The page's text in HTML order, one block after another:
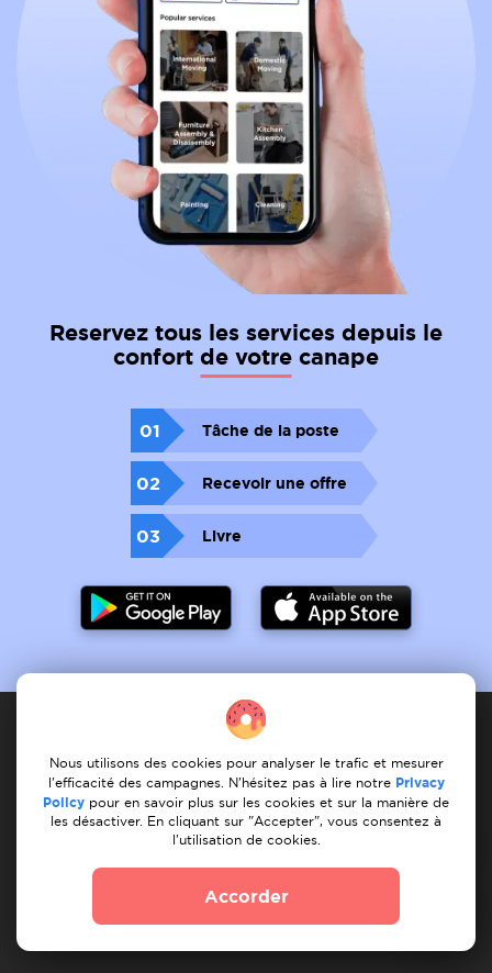
Reservez tous les services depuis le
confort de votre canape
01 Tâche de la poste
02 Recevoir une offre
03 Livre
Prestataire de services
Comment cela fonctionne-t-il ?
Enregistrer les services
Nos services
Nous utilisons des cookies pour analyser le trafic et mesurer
l'efficacité des campagnes. N'hésitez pas à lire notre Privacy
Policy pour en savoir plus sur les cookies et sur la manière de
les désactiver. En cliquant sur "Accepter", vous consentez à
l'utilisation de cookies.
Accorder